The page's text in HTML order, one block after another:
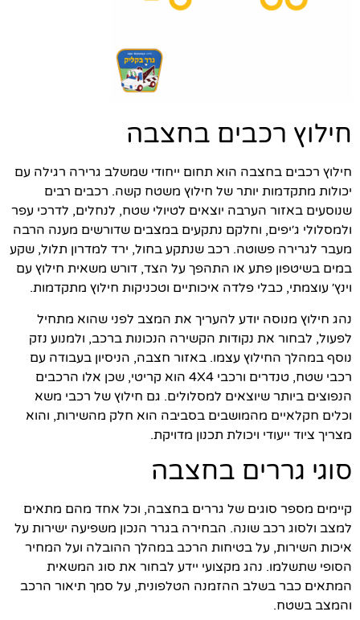
חילוץ רכבים בחצבה
חילוץ רכבים בחצבה הוא תחום ייחודי שמשלב גרירה רגילה עם
יכולות מתקדמות יותר של חילוץ משטח קשה. רכבים רבים
שנוסעים באזור הערבה יוצאים לטיולי שטח, לנחלים, לדרכי עפר
ולמסלולי ג׳יפים, וחלקם נתקעים במצבים שדורשים מענה הרבה
מעבר לגרירה פשוטה. רכב שנתקע בחול, ירד למדרון תלול, שקע
במים בשיטפון פתע או התהפך על הצד, דורש משאית חילוץ עם
וינץ׳ עוצמתי, כבלי פלדה איכותיים וטכניקות חילוץ מתקדמות.
נהג חילוץ מנוסה יודע להעריך את המצב לפני שהוא מתחיל
לפעול, לבחור את נקודות הקשירה הנכונות ברכב, ולמנוע נזק
נוסף במהלך החילוץ עצמו. באזור חצבה, הניסיון בעבודה עם
רכבי שטח, טנדרים ורכבי 4X4 הוא קריטי, שכן אלו הרכבים
הנפוצים ביותר שיוצאים למסלולים. גם חילוץ של רכבי משא
וכלים חקלאיים מהמושבים בסביבה הוא חלק מהשירות, והוא
מצריך ציוד ייעודי ויכולת תכנון מדויקת.
סוגי גררים בחצבה
קיימים מספר סוגים של גררים בחצבה, וכל אחד מהם מתאים
למצב ולסוג רכב שונה. הבחירה בגרר הנכון משפיעה ישירות על
איכות השירות, על בטיחות הרכב במהלך ההובלה ועל המחיר
הסופי שתשלמו. נהג מקצועי יידע לבחור את סוג המשאית
המתאים כבר בשלב ההזמנה הטלפונית, על סמך תיאור הרכב
והמצב בשטח.